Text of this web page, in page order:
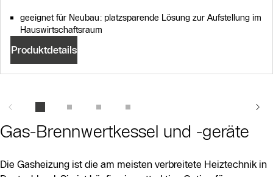
geeignet für Neubau: platzsparende Lösung zur Aufstellung im
Hauswirtschaftsraum
Produktdetails
Gas-Brennwertkessel und -geräte
Die Gasheizung ist die am meisten verbreitete Heiztechnik in